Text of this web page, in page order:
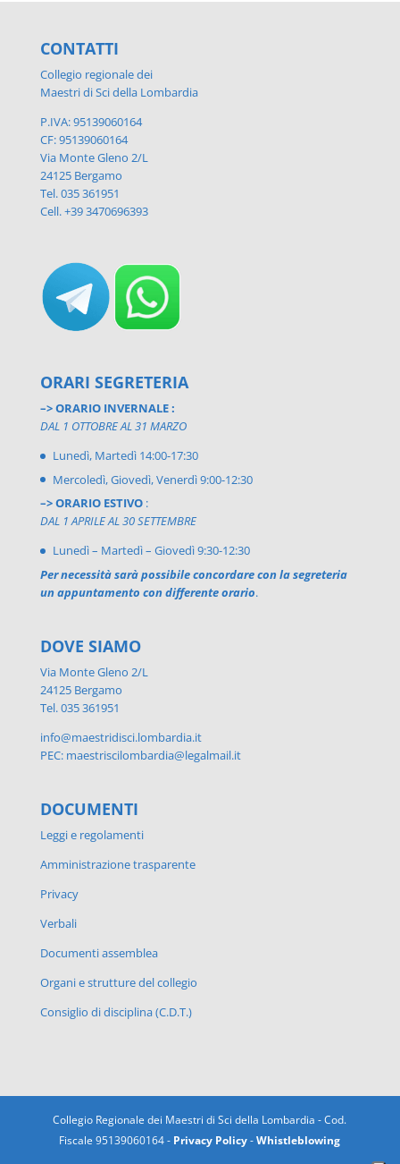
CONTATTI
Collegio regionale dei
Maestri di Sci della Lombardia
P.IVA: 95139060164
CF: 95139060164
Via Monte Gleno 2/L
24125 Bergamo
Tel. 035 361951
Cell. +39 3470696393
ORARI SEGRETERIA
–> ORARIO INVERNALE :
DAL 1 OTTOBRE AL 31 MARZO
Lunedì, Martedì 14:00-17:30
Mercoledì, Giovedì, Venerdì 9:00-12:30
–> ORARIO ESTIVO:
DAL 1 APRILE AL 30 SETTEMBRE
Lunedì – Martedì – Giovedì 9:30-12:30
Per necessità sarà possibile concordare con la segreteria
un appuntamento con differente orario.
DOVE SIAMO
Via Monte Gleno 2/L
24125 Bergamo
Tel. 035 361951
info@maestridisci.lombardia.it
PEC: maestriscilombardia@legalmail.it
DOCUMENTI
Leggi e regolamenti
Amministrazione trasparente
Privacy
Verbali
Documenti assemblea
Organi e strutture del collegio
Consiglio di disciplina (C.D.T.)
Collegio Regionale dei Maestri di Sci della Lombardia - Cod.
Fiscale 95139060164 - Privacy Policy-Whistleblowing